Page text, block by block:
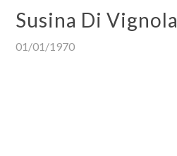
Susina Di Vignola
01/01/1970